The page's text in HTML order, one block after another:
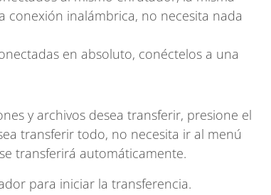
conexión inalámbrica, no necesita nada
en absoluto, conéctelos a una
y archivos desea transferir, presione el
transferir todo, no necesita ir al menú
transferirá automáticamente.
para iniciar la transferencia.